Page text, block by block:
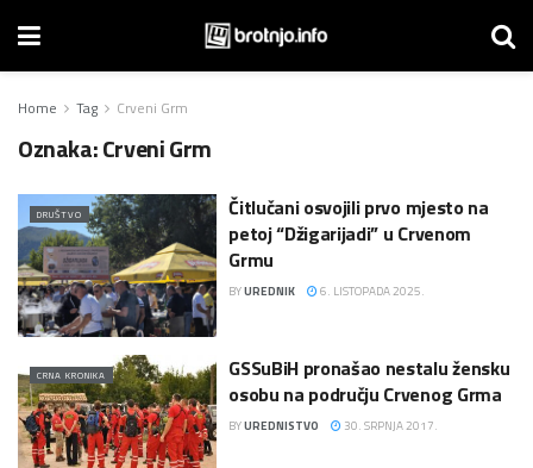
Home Tag Crveni Grm
Oznaka:Crveni Grm
DRUŠTVO
Čitlučani osvojili prvo mjesto na
petoj “Džigarijadi” u Crvenom
Grmu
BYUREDNIK 6. LISTOPADA 2025.
CRNA KRONIKA
GSSuBiH pronašao nestalu žensku
osobu na području Crvenog Grma
BYUREDNISTVO 30. SRPNJA 2017.